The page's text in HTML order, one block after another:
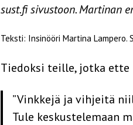
sust.fi sivustoon. Martinan
Teksti: Insinööri Martina Lampero.
Tiedoksi teille, jotka ette
”Vinkkejä ja vihjeitä
Tule keskustelemaan